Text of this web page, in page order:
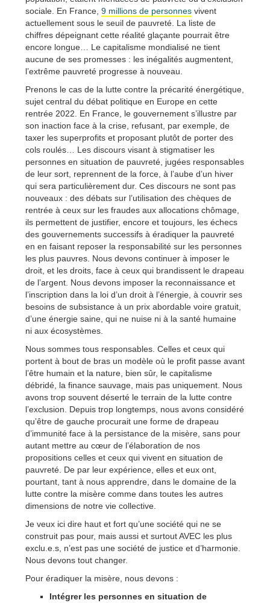
sociale. En France, 9 millions de personnes vivent
actuellement sous le seuil de pauvreté. La liste de
chiffres dépeignant cette réalité glaçante pourrait être
encore longue… Le capitalisme mondialisé ne tient
aucune de ses promesses : les inégalités augmentent,
l’extrême pauvreté progresse à nouveau.
Prenons le cas de la lutte contre la précarité énergétique,
sujet central du débat politique en Europe en cette
rentrée 2022. En France, le gouvernement s’illustre par
son inaction face à la crise, refusant, par exemple, de
taxer les superprofits et proposant plutôt de porter des
cols roulés… Les discours visant à stigmatiser les
personnes en situation de pauvreté, jugées responsables
de leur sort, reprennent de la force, à l’aube d’un hiver
qui sera particulièrement dur. Ces discours ne sont pas
nouveaux : des débats sur l’utilisation des chèques de
rentrée à ceux sur les fraudes aux allocations chômage,
ils permettent de justifier, encore et toujours, les échecs
des gouvernements successifs à éradiquer la pauvreté
en en faisant reposer la responsabilité sur les personnes
les plus pauvres. Nous devons continuer à imposer le
droit, et les droits, face à ceux qui brandissent le drapeau
de l’argent. Nous devons imposer la reconnaissance et
l’inscription dans la loi d’un droit à l’énergie, à couvrir ses
besoins de subsistance à un prix abordable voire gratuit,
d’une énergie saine, qui ne nuise ni à la santé humaine
ni aux écosystèmes.
Nous sommes tous responsables. Celles et ceux qui
portent à bout de bras un modèle où le profit passe avant
l’être humain et la nature, bien sûr, le capitalisme
débridé, la finance sauvage, mais pas uniquement. Nous
avons trop souvent déserté le terrain de la lutte contre
l’exclusion. Depuis trop longtemps, nous avons considéré
qu’être de gauche procurait une forme de drapeau
d’immunité face à la persistance de la misère, sans pour
autant mettre au cœur de l’élaboration de nos
propositions celles et ceux qui vivent en situation de
pauvreté. De par leur expérience, elles et eux ont,
pourtant, tant à nous apprendre, dans le domaine de la
lutte contre la misère comme dans toutes les autres
dimensions de notre vie collective.
Je veux ici dire haut et fort qu’une société qui ne se
construit pas pour, mais aussi et surtout AVEC les plus
exclu.e.s, n’est pas une société de justice et d’harmonie.
Nous devons tout changer.
Pour éradiquer la misère, nous devons :
Intégrer les personnes en situation de